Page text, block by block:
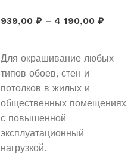
939,00 ₽ – 4 190,00 ₽
Для окрашивание любых
типов обоев, стен и
потолков в жилых и
общественных помещениях
с повышенной
эксплуатационный
нагрузкой.